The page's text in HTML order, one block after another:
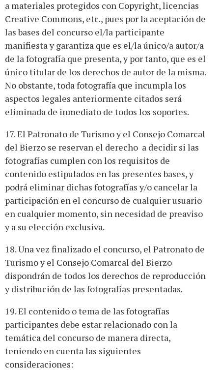
a materiales protegidos con Copyright, licencias
Creative Commons, etc., pues por la aceptación de
las bases del concurso el/la participante
manifiesta y garantiza que es el/la único/a autor/a
de la fotografía que presenta, y por tanto, que es el
único titular de los derechos de autor de la misma.
No obstante, toda fotografía que incumpla los
aspectos legales anteriormente citados será
eliminada de inmediato de todos los soportes.
17. El Patronato de Turismo y el Consejo Comarcal
del Bierzo se reservan el derecho a decidir si las
fotografías cumplen con los requisitos de
contenido estipulados en las presentes bases, y
podrá eliminar dichas fotografías y/o cancelar la
participación en el concurso de cualquier usuario
en cualquier momento, sin necesidad de preaviso
y a su elección exclusiva.
18. Una vez finalizado el concurso, el Patronato de
Turismo y el Consejo Comarcal del Bierzo
dispondrán de todos los derechos de reproducción
y distribución de las fotografías presentadas.
19. El contenido o tema de las fotografías
participantes debe estar relacionado con la
temática del concurso de manera directa,
teniendo en cuenta las siguientes
consideraciones: